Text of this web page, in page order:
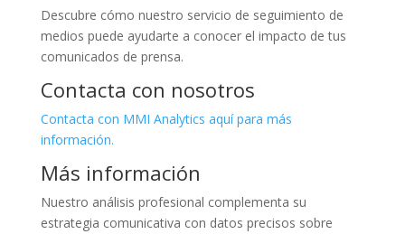
Descubre cómo nuestro servicio de seguimiento de
medios puede ayudarte a conocer el impacto de tus
comunicados de prensa.
Contacta con nosotros
Contacta con MMI Analytics aquí para más
información.
Más información
Nuestro análisis profesional complementa su
estrategia comunicativa con datos precisos sobre